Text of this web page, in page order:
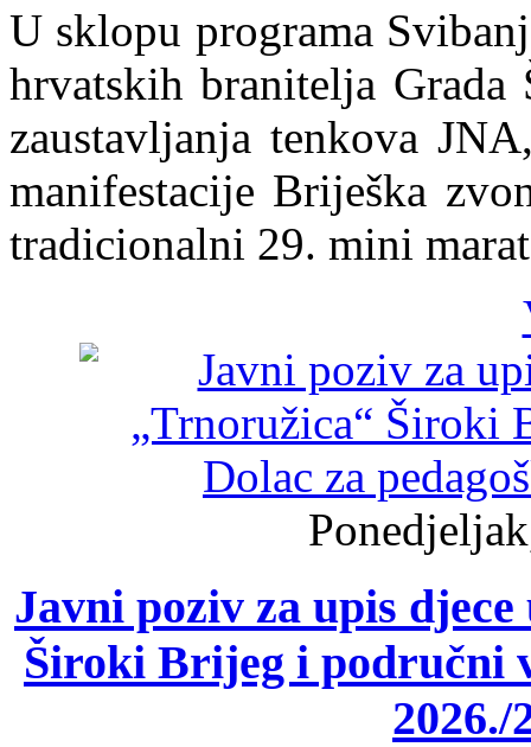
U sklopu programa
hrvatskih branitelja
zaustavljanja tenkova
manifestacije Briješka
tradicionalni 29. mini
Javni poziv za upis
Široki Brijeg i područni
2026./